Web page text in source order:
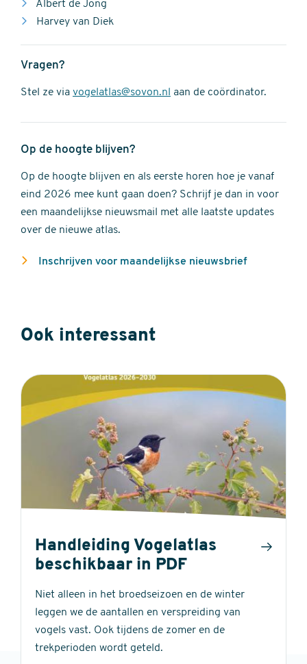
Albert de Jong
Harvey van Diek
Vragen?
Stel ze via vogelatlas@sovon.nl aan de coördinator.
Op de hoogte blijven?
Op de hoogte blijven en als eerste horen hoe je vanaf
eind 2026 mee kunt gaan doen? Schrijf je dan in voor
een maandelijkse nieuwsmail met alle laatste updates
over de nieuwe atlas.
Inschrijven voor maandelijkse nieuwsbrief
Ook interessant
Handleiding Vogelatlas
beschikbaar in PDF
Niet alleen in het broedseizoen en de winter
leggen we de aantallen en verspreiding van
vogels vast. Ook tijdens de zomer en de
trekperioden wordt geteld.